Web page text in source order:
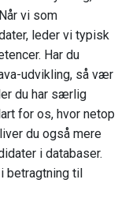
vi som
leder vi typisk
Har du
udvikling, så vær
du har særlig
for os, hvor netop
du også mere
i databaser.
betragtning til